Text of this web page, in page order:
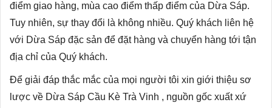
điểm giao hàng, mùa cao điểm thấp điểm của Dừa Sáp.
Tuy nhiên, sự thay đổi là không nhiều. Quý khách liên hệ
với Dừa Sáp đặc sản để đặt hàng và chuyển hàng tới tận
địa chỉ của Quý khách.
Để giải đáp thắc mắc của mọi người tôi xin giới thiệu sơ
lược về Dừa Sáp Cầu Kè Trà Vinh , nguồn gốc xuất xứ